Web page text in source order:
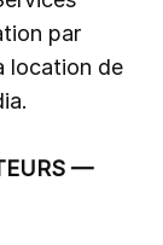
par
location de
—